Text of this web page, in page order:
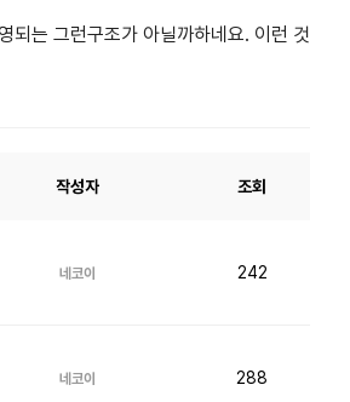
되는 그런구조가 아닐까하네요. 이런 것
작성자 조회
네코이 242
네코이 288